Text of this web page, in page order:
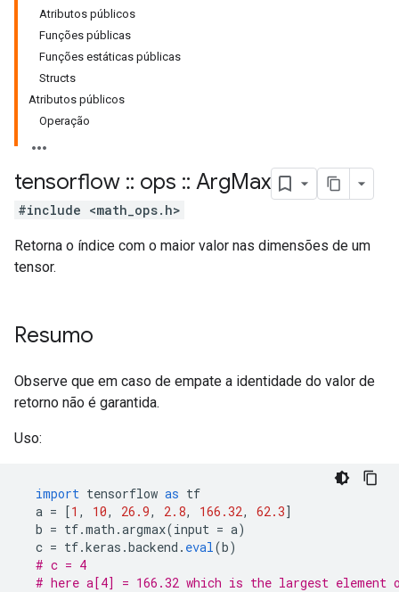
Atributos públicos
Funções públicas
Funções estáticas públicas
Structs
Atributos públicos
Operação
tensorflow :: ops :: ArgMax
#include <math_ops.h>
Retorna o índice com o maior valor nas dimensões de um
tensor.
Resumo
Observe que em caso de empate a identidade do valor de
retorno não é garantida.
Uso:
import tensorflow as tf
a = [1 , 10, 26.9, 2.8, 166.32, 62.3]
b = tf.math .argmax(input = a)
c = tf.keras .backend . eval(b)
# c = 4
# here a[4] = 166.32 which is the largest element